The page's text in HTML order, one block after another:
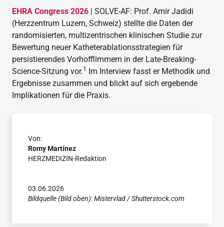
EHRA Congress 2026 | SOLVE-AF: Prof. Amir Jadidi
(Herzzentrum Luzern, Schweiz) stellte die Daten der
randomisierten, multizentrischen klinischen Studie zur
Bewertung neuer Katheterablationsstrategien für
persistierendes Vorhofflimmern in der Late-Breaking-
Science-Sitzung vor.1 Im Interview fasst er Methodik und
Ergebnisse zusammen und blickt auf sich ergebende
Implikationen für die Praxis.
Von:
Romy Martínez
HERZMEDIZIN-Redaktion
03.06.2026
Bildquelle (Bild oben): Mistervlad / Shutterstock.com